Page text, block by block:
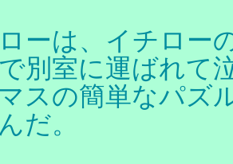
ーは、イチロー
別室に運ばれて
マスの簡単なパズ
だ。